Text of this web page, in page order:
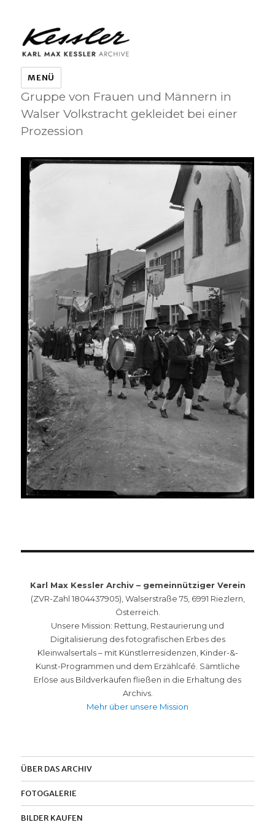
KARL MAX KESSLER ARCHIVE
MENÜ
Gruppe von Frauen und Männern in
Walser Volkstracht gekleidet bei einer
Prozession
Karl Max Kessler Archiv – gemeinnütziger Verein
(ZVR-Zahl 1804437905), Walserstraße 75, 6991 Riezlern,
Österreich.
Unsere Mission: Rettung, Restaurierung und
Digitalisierung des fotografischen Erbes des
Kleinwalsertals – mit Künstlerresidenzen, Kinder-&-
Kunst-Programmen und dem Erzählcafé. Sämtliche
Erlöse aus Bildverkäufen fließen in die Erhaltung des
Archivs.
Mehr über unsere Mission
ÜBER DAS ARCHIV
FOTOGALERIE
BILDER KAUFEN